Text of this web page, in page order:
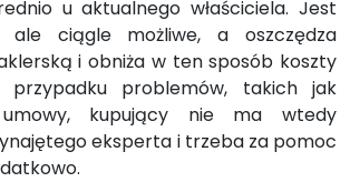
u aktualnego właściciela. Jest
ciągle możliwe, a oszczędza
i obniża w ten sposób koszty
przypadku problemów, takich jak
umowy, kupujący nie ma wtedy
eksperta i trzeba za pomoc